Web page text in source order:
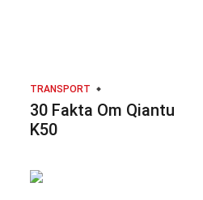
TRANSPORT
30 Fakta Om Qiantu
K50